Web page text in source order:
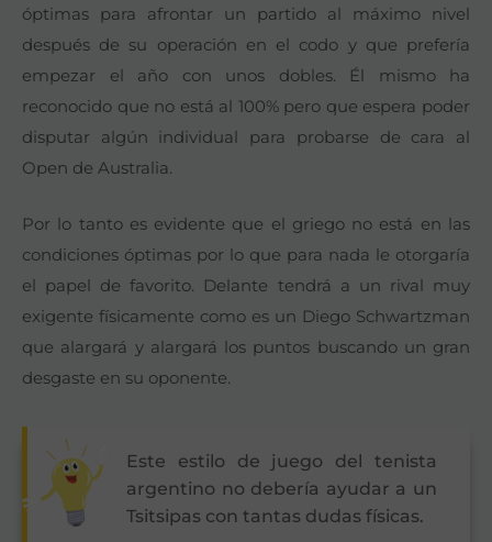
óptimas para afrontar un partido al máximo nivel
después de su operación en el codo y que prefería
empezar el año con unos dobles. Él mismo ha
reconocido que no está al 100% pero que espera poder
disputar algún individual para probarse de cara al
Open de Australia.
Por lo tanto es evidente que el griego no está en las
condiciones óptimas por lo que para nada le otorgaría
el papel de favorito. Delante tendrá a un rival muy
exigente físicamente como es un Diego Schwartzman
que alargará y alargará los puntos buscando un gran
desgaste en su oponente.
Este estilo de juego del tenista
argentino no debería ayudar a un
Tsitsipas con tantas dudas físicas.